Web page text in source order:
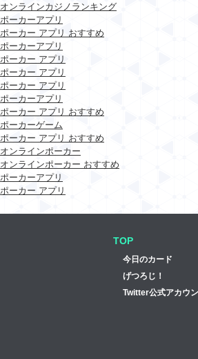
オンラインカジノランキング
ポーカーアプリ
ポーカー アプリ おすすめ
ポーカーアプリ
ポーカー アプリ
ポーカー アプリ
ポーカー アプリ
ポーカーアプリ
ポーカー アプリ おすすめ
ポーカーゲーム
ポーカー アプリ おすすめ
オンラインポーカー
オンラインポーカー おすすめ
ポーカーアプリ
ポーカー アプリ
TOP
今日のカード
げつろじ！
Twitter公式アカウ